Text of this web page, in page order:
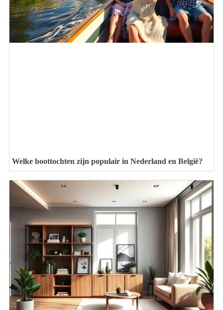
Welke boottochten zijn populair in Nederland en België?